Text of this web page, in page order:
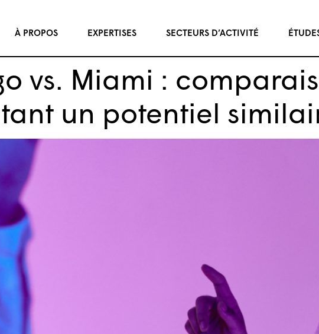
À PROPOS EXPERTISES SECTEURS D’ACTIVITÉ
vs. Miami :
un potentiel